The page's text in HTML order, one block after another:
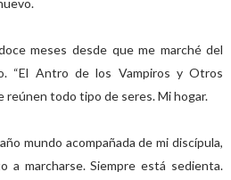
meses desde que me marché del
“El Antro de los Vampiros y Otros
reúnen todo tipo de seres. Mi hogar.
mundo acompañada de mi discípula,
a marcharse. Siempre está sedienta.